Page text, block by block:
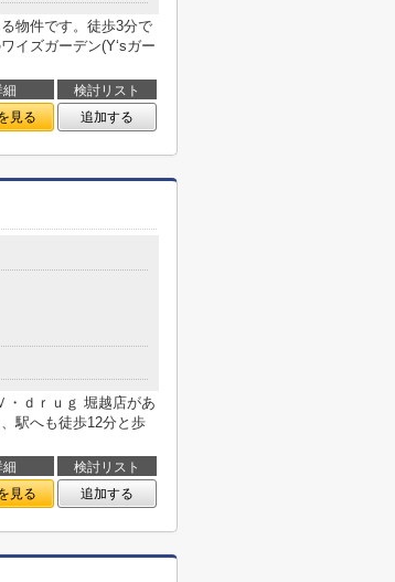
物件です。徒歩3分で
イズガーデン(Y‘sガー
細
検討リスト
見る 追加する
・ｄｒｕｇ 堀越店があ
駅へも徒歩12分と歩
細
検討リスト
見る 追加する